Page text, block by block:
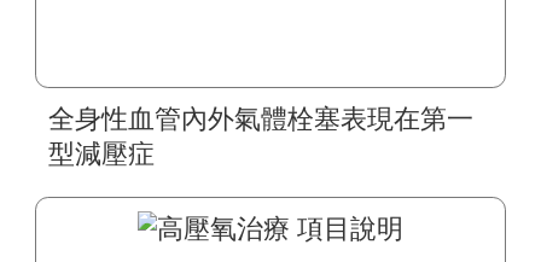
全身性血管內外氣體栓塞表現在第一
型減壓症